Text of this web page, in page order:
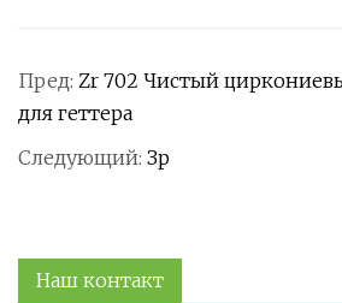
Пред: Zr 702 Чистый
для геттера
Следующий: Зр
Наш контакт